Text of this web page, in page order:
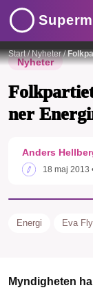
Start/Nyheter/
Nyheter
ner
Anders
18 maj 2013
Energi Eva
Myndigheten
SMB
drivit
Stötta vårt